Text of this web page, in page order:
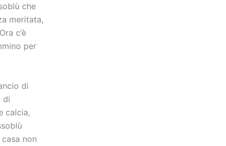
che
meritata,
c’è
per
di
di
calcia,
non